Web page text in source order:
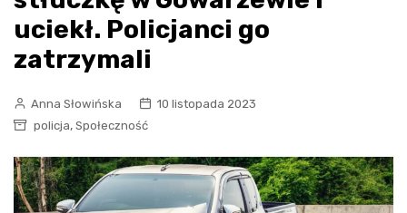
uciekł. Policjanci go
zatrzymali
Anna Słowińska
10 listopada 2023
policja, Społeczność